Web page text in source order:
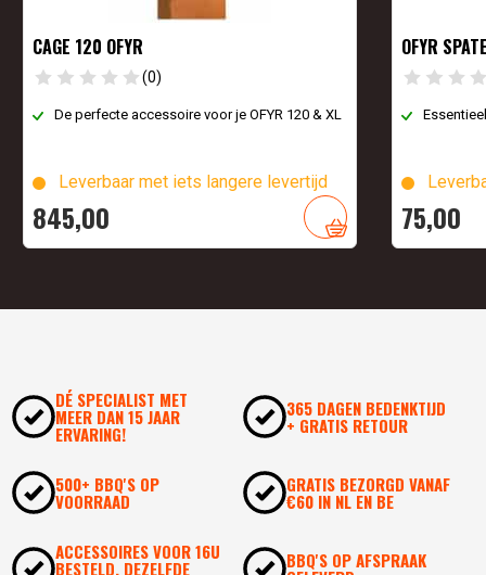
CAGE 120 OFYR
(0)
De perfecte accessoire voor je OFYR 120 & XL
Leverbaar met iets langere levertijd
845,00
OFYR
75,00
DÉ SPECIALIST MET
MEER DAN 15 JAAR
ERVARING!
365 DAGEN BEDENKTIJD
+ GRATIS RETOUR
500+ BBQ'S OP
VOORRAAD
GRATIS BEZORGD VANAF
€60 IN NL EN BE
ACCESSOIRES VOOR 16U
BESTELD, DEZELFDE BBQ'S OP AFSPRAAK